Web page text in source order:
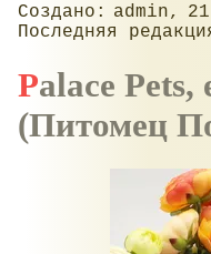
admin
Palace Pets, енот Василёк
(Питомец